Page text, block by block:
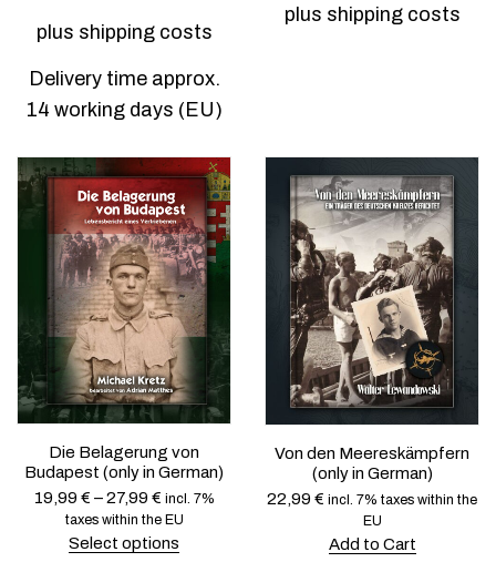
r
u
c
a
s
m
u
l
t
i
p
l
e
v
a
r
i
a
n
t
s
.
T
plus shipping costs
Delivery time approx.
14 working days (EU)
r
s
m
u
i
p
e
v
a
r
i
a
n
t
s
.
T
h
plus shipping costs
Die Belagerung von
Budapest (only in German)
19,99 € –27,99 € incl. 7%
taxes within the EU
Select options
Von den Meereskämpfern
(only in German)
22,99 € incl. 7% taxes within the
EU
Add to Cart